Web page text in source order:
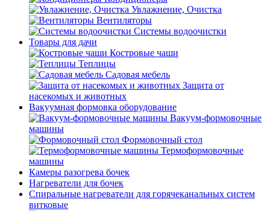
Увлажнение, Очистка
Вентиляторы
Системы водоочистки
Товары для дачи
Костровые чаши
Теплицы
Садовая мебель
Защита от
насекомых и животных
Вакуумная формовка оборудование
Вакуум-формовочные
машины
Формовочный стол
Термоформовочные
машины
Камеры разогрева бочек
Нагреватели для бочек
Спиральные нагреватели для горячеканальных систем
витковые